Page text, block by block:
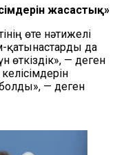
жасастық»
өте нәтижелі
қатынастарды да
өткіздік», — деген
— деген